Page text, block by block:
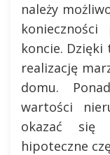
należy
koncie. Dzięki
realizację
domu.
wartości
okazać się
hipoteczne